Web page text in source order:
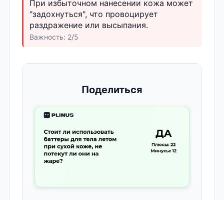
При избыточном нанесении кожа может
"задохнуться", что провоцирует
раздражение или высыпания.
Важность: 2/5
Поделиться